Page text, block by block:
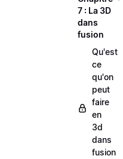
7 : La 3D
dans
fusion
Qu'est
ce
qu'on
peut
faire
en
3d
dans
fusion